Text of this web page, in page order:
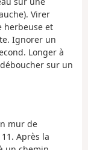
Virer
herbeuse et
Ignorer un
Longer à
sur un
mur de
Après la